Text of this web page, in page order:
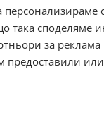
така споделяме
за
предоставили